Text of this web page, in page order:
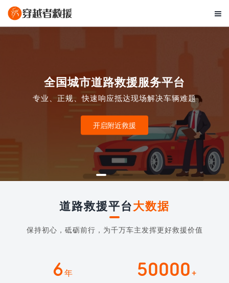

全国城市道路救援服务平台
专业、正规、快速响应抵达现场解决车辆难题
开启附近救援
道路救援平台大数据
保持初心，砥砺前行，为千万车主发挥更好救援价值
6年 50000 +